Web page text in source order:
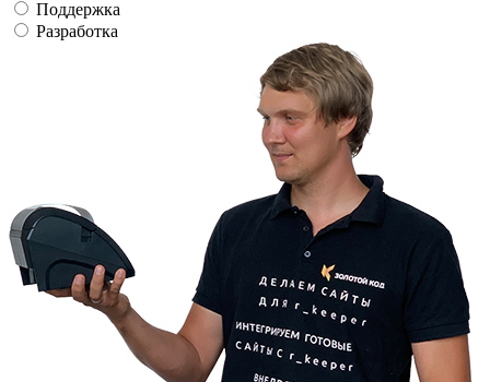
Поддержка
Разработка